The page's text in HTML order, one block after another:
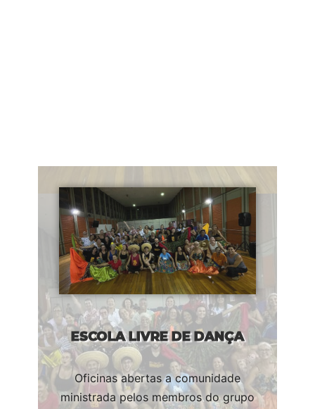
ESCOLA LIVRE DE DANÇA
Oficinas abertas a comunidade
ministrada pelos membros do grupo